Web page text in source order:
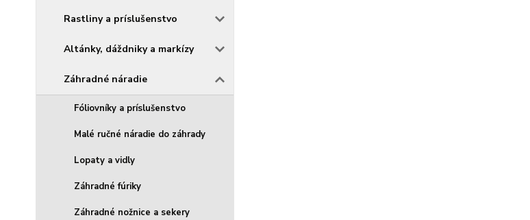
Rastliny a príslušenstvo
Altánky, dáždniky a markízy
Záhradné náradie
Fóliovníky a príslušenstvo
Malé ručné náradie do záhrady
Lopaty a vidly
Záhradné fúriky
Záhradné nožnice a sekery